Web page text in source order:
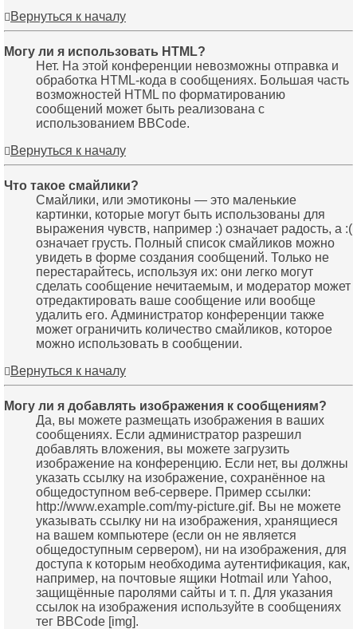
Вернуться к началу
Могу ли я использовать HTML?
Нет. На этой конференции невозможны отправка и
обработка HTML-кода в сообщениях. Большая часть
возможностей HTML по форматированию
сообщений может быть реализована с
использованием BBCode.
Вернуться к началу
Что такое смайлики?
Смайлики, или эмотиконы — это маленькие
картинки, которые могут быть использованы для
выражения чувств, например :) означает радость, а :(
означает грусть. Полный список смайликов можно
увидеть в форме создания сообщений. Только не
перестарайтесь, используя их: они легко могут
сделать сообщение нечитаемым, и модератор может
отредактировать ваше сообщение или вообще
удалить его. Администратор конференции также
может ограничить количество смайликов, которое
можно использовать в сообщении.
Вернуться к началу
Могу ли я добавлять изображения к сообщениям?
Да, вы можете размещать изображения в ваших
сообщениях. Если администратор разрешил
добавлять вложения, вы можете загрузить
изображение на конференцию. Если нет, вы должны
указать ссылку на изображение, сохранённое на
общедоступном веб-сервере. Пример ссылки:
http://www.example.com/my-picture.gif. Вы не можете
указывать ссылку ни на изображения, хранящиеся
на вашем компьютере (если он не является
общедоступным сервером), ни на изображения, для
доступа к которым необходима аутентификация, как,
например, на почтовые ящики Hotmail или Yahoo,
защищённые паролями сайты и т. п. Для указания
ссылок на изображения используйте в сообщениях
тег BBCode [img].